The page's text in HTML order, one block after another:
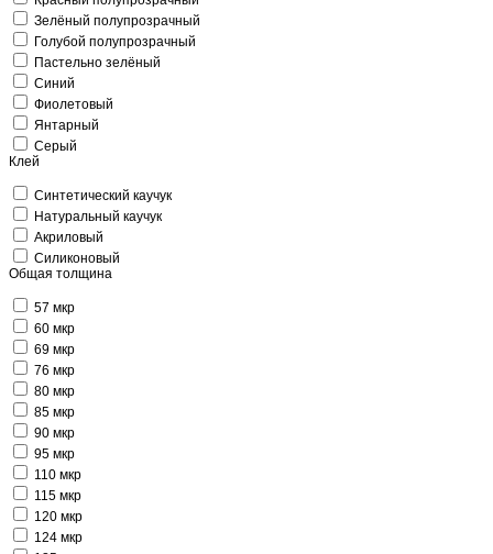
Зелёный полупрозрачный
Голубой полупрозрачный
Пастельно зелёный
Синий
Фиолетовый
Янтарный
Серый
Клей
Синтетический каучук
Натуральный каучук
Акриловый
Силиконовый
Общая толщина
57 мкр
60 мкр
69 мкр
76 мкр
80 мкр
85 мкр
90 мкр
95 мкр
110 мкр
115 мкр
120 мкр
124 мкр